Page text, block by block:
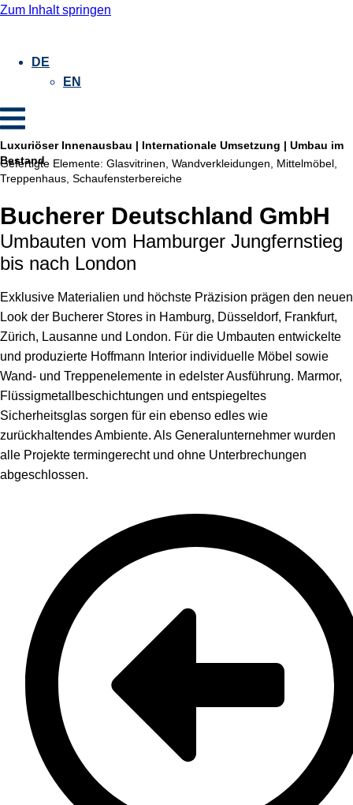
Zum Inhalt springen
DE
EN
Luxuriöser Innenausbau | Internationale Umsetzung | Umbau im
Bestand
Gefertigte Elemente: Glasvitrinen, Wandverkleidungen, Mittelmöbel,
Treppenhaus, Schaufensterbereiche
Bucherer Deutschland GmbH
Umbauten vom Hamburger Jungfernstieg
bis nach London
Exklusive Materialien und höchste Präzision prägen den neuen
Look der Bucherer Stores in Hamburg, Düsseldorf, Frankfurt,
Zürich, Lausanne und London. Für die Umbauten entwickelte
und produzierte Hoffmann Interior individuelle Möbel sowie
Wand- und Treppenelemente in edelster Ausführung. Marmor,
Flüssigmetallbeschichtungen und entspiegeltes
Sicherheitsglas sorgen für ein ebenso edles wie
zurückhaltendes Ambiente. Als Generalunternehmer wurden
alle Projekte termingerecht und ohne Unterbrechungen
abgeschlossen.